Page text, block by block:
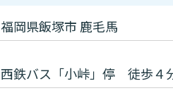
福岡県飯塚市 鹿毛馬
西鉄バス「小峠」停 徒歩４